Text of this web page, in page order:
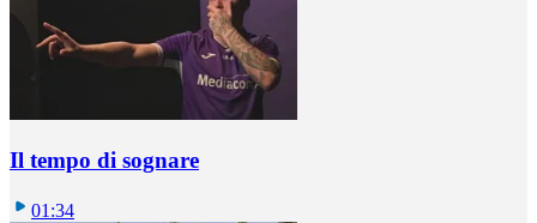
Il tempo di sognare
01:34